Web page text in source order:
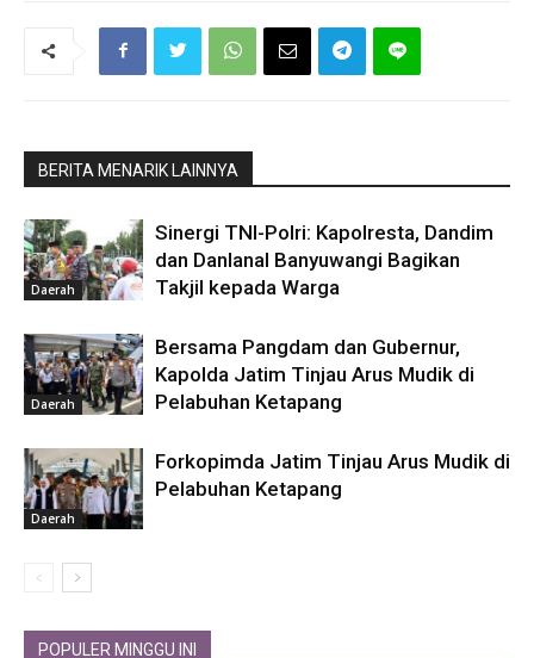
BERITA MENARIK LAINNYA
Daerah
Sinergi TNI-Polri: Kapolresta, Dandim
dan Danlanal Banyuwangi Bagikan
Takjil kepada Warga
Daerah
Bersama Pangdam dan Gubernur,
Kapolda Jatim Tinjau Arus Mudik di
Pelabuhan Ketapang
Daerah
Forkopimda Jatim Tinjau Arus Mudik di
Pelabuhan Ketapang
POPULER MINGGU INI